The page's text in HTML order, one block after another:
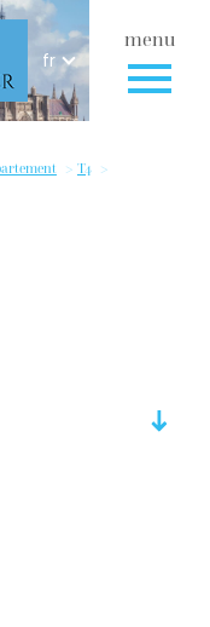
menu
Langue
fr
T4